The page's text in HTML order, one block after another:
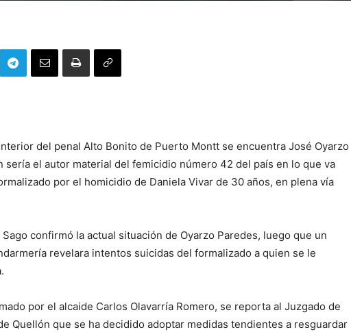
del penal Alto Bonito de Puerto Montt se encuentra José Oyarzo
sería el autor material del femicidio número 42 del país en lo que va
por el homicidio de Daniela Vivar de 30 años, en plena vía
confirmó la actual situación de Oyarzo Paredes, luego que un
revelara intentos suicidas del formalizado a quien se le
por el alcaide Carlos Olavarría Romero, se reporta al Juzgado de
Quellón que se ha decidido adoptar medidas tendientes a resguardar